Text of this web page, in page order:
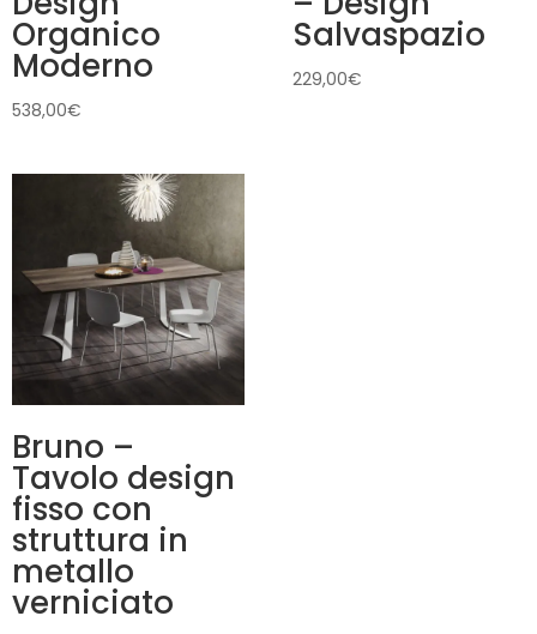
Organico
Moderno
538,00€
Salvaspazio
229,00€
Bruno –
Tavolo design
fisso con
struttura in
metallo
verniciato